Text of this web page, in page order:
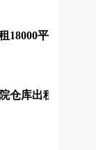
18000平方高平台
仓库出租8000平